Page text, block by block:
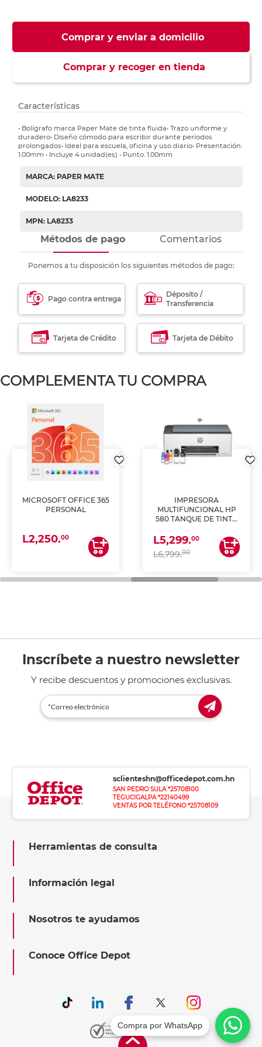
Comprar y enviar a domicilio
Comprar y recoger en tienda
Características
• Bolígrafo marca Paper Mate de tinta fluida• Trazo uniforme y
duradero• Diseño cómodo para escribir durante períodos
prolongados• Ideal para escuela, oficina y uso diario• Presentación:
1.00mm • Incluye 4 unidad(es) • Punto: 1.00mm
MARCA: PAPER MATE
MODELO: LA8233
MPN: LA8233
Métodos de pago Comentarios
Ponemos a tu disposición los siguientes métodos de pago:
Pago contra entrega
Déposito /
Transferencia
Tarjeta de Crédito Tarjeta de Débito
COMPLEMENTA TU COMPRA
MICROSOFT OFFICE 365
PERSONAL
L2,250.00
IMPRESORA
MULTIFUNCIONAL HP
580 TANQUE DE TINTA
ESCANEA)
L5,299.00
L6,799.00
Inscríbete a nuestro newsletter
Y recibe descuentos y promociones exclusivas.
sclienteshn@officedepot.com.hn
SAN PEDRO SULA *25708100
TEGUCIGALPA *22140499
VENTAS POR TELÉFONO *25708109
Herramientas de consulta
Información legal
Nosotros te ayudamos
Conoce Office Depot
Compra por WhatsApp